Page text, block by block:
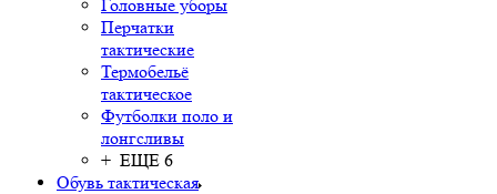
Головные уборы
Перчатки
тактические
Термобельё
тактическое
Футболки поло и
лонгсливы
+ ЕЩЕ 6
Обувь тактическая